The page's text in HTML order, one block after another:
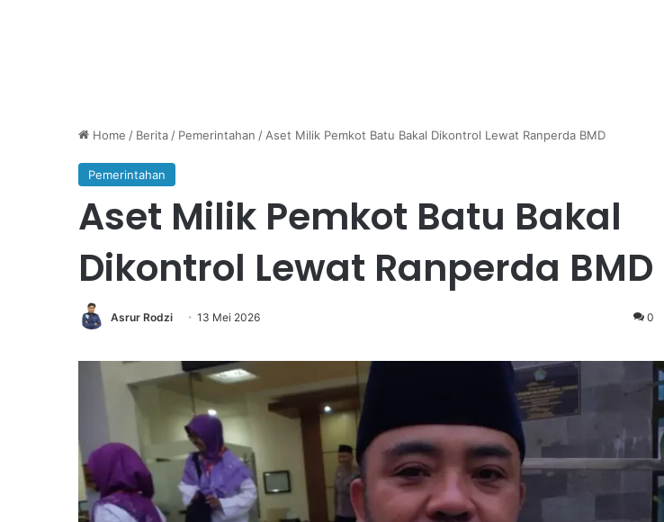
Home / Berita / Pemerintahan / Aset Milik Pemkot Batu Bakal Dikontrol Lewat Ranperda BMD
Pemerintahan
Aset Milik Pemkot Batu Bakal
Dikontrol Lewat Ranperda BMD
Asrur Rodzi 13 Mei 2026 0